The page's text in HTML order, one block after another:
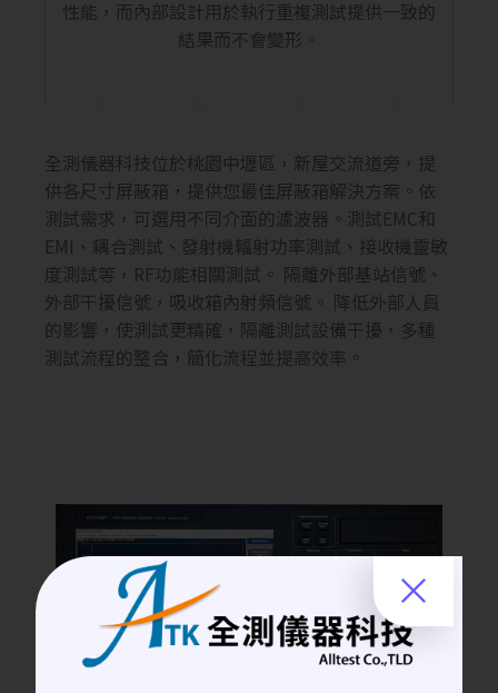
性能，而內部設計用於執行重複測試提供一致的
結果而不會變形。
全測儀器科技位於桃園中壢區，新屋交流道旁，提
供各尺寸屏蔽箱，提供您最佳屏蔽箱解決方案。依
測試需求，可選用不同介面的濾波器。測試EMC和
EMI、耦合測試、發射機輻射功率測試、接收機靈敏
度測試等，RF功能相關測試。 隔離外部基站信號、
外部干擾信號，吸收箱內射頻信號。 降低外部人員
的影響，使測試更精確，隔離測試設備干擾，多種
測試流程的整合，簡化流程並提高效率。